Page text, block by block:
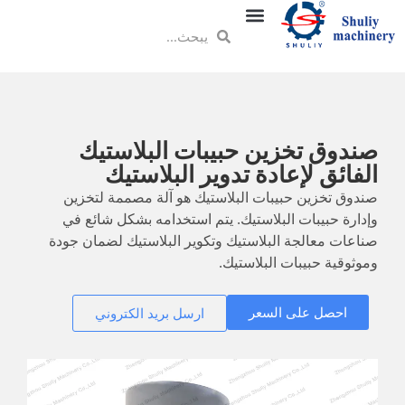
صندوق تخزين حبيبات البلاستيك
الفائق لإعادة تدوير البلاستيك
صندوق تخزين حبيبات البلاستيك هو آلة مصممة لتخزين
وإدارة حبيبات البلاستيك. يتم استخدامه بشكل شائع في
صناعات معالجة البلاستيك وتكوير البلاستيك لضمان جودة
وموثوقية حبيبات البلاستيك.
احصل على السعر ارسل بريد الكتروني